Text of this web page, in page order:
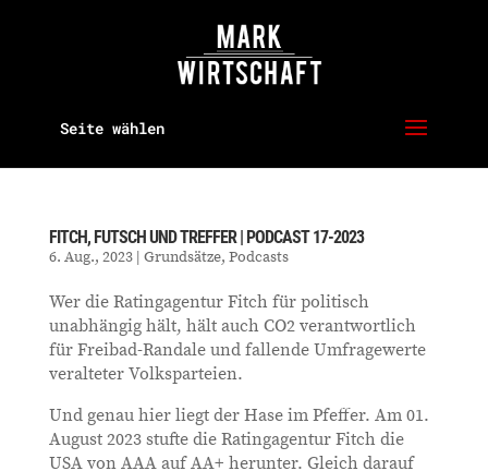
Seite wählen
FITCH, FUTSCH UND TREFFER | PODCAST 17-2023
6. Aug., 2023| Grundsätze, Podcasts
Wer die Ratingagentur Fitch für politisch
unabhängig hält, hält auch CO2 verantwortlich
für Freibad-Randale und fallende Umfragewerte
veralteter Volksparteien.
Und genau hier liegt der Hase im Pfeffer. Am 01.
August 2023 stufte die Ratingagentur Fitch die
USA von AAA auf AA+ herunter. Gleich darauf